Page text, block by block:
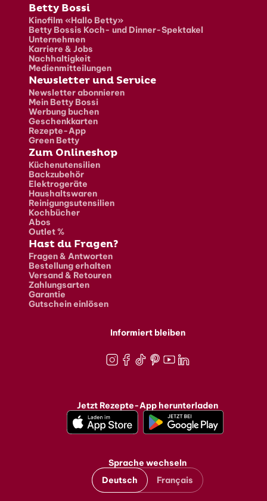
Fusszeile
Betty Bossi
Kinofilm «Hallo Betty»
Betty Bossis Koch- und Dinner-Spektakel
Unternehmen
Karriere & Jobs
Nachhaltigkeit
Medienmitteilungen
Newsletter und Service
Newsletter abonnieren
Mein Betty Bossi
Werbung buchen
Geschenkkarten
Rezepte-App
Green Betty
Zum Onlineshop
Küchenutensilien
Backzubehör
Elektrogeräte
Haushaltswaren
Reinigungsutensilien
Kochbücher
Abos
Outlet %
Hast du Fragen?
Fragen & Antworten
Bestellung erhalten
Versand & Retouren
Zahlungsarten
Garantie
Gutschein einlösen
Informiert bleiben
Jetzt Rezepte-App herunterladen
Sprache wechseln
Deutsch
Français